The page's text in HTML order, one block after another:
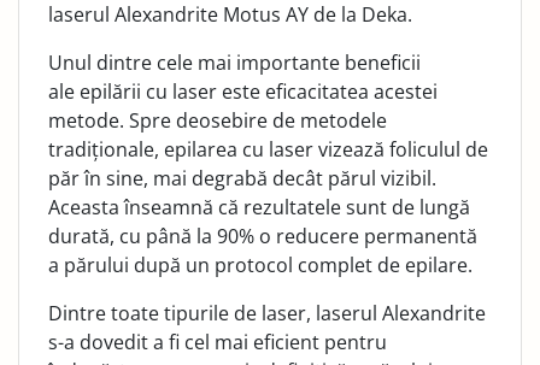
laserul Alexandrite Motus AY de la Deka.
Unul dintre cele mai importante beneficii
ale epilării cu laser este eficacitatea acestei
metode. Spre deosebire de metodele
tradiționale, epilarea cu laser vizează foliculul de
păr în sine, mai degrabă decât părul vizibil.
Aceasta înseamnă că rezultatele sunt de lungă
durată, cu până la 90% o reducere permanentă
a părului după un protocol complet de epilare.
Dintre toate tipurile de laser, laserul Alexandrite
s-a dovedit a fi cel mai eficient pentru